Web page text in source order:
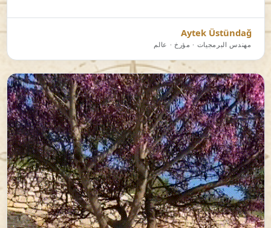
Aytek Üstündağ
مهندس البرمجيات · مؤرخ · عالم